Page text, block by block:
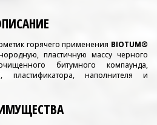
горячего применения BIOTUM®
пластичную массу черного
битумного компаунда,
наполнителя и